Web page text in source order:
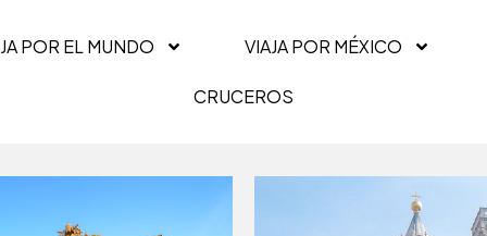
POR EL MUNDO VIAJA POR MÉXICO
CRUCEROS